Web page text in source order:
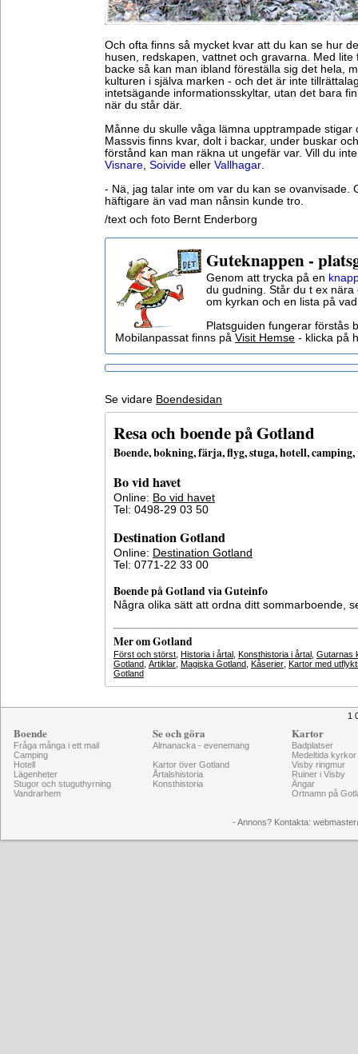
Och ofta finns så mycket kvar att du kan se hur
husen, redskapen, vattnet och gravarna. Med lite
backe så kan man ibland föreställa sig det hela,
kulturen i själva marken - och det är inte
intetsägande informationsskyltar, utan det bara
när du står där.
Månne du skulle våga lämna upptrampade stigar
Massvis finns kvar, dolt i backar, under buskar
förstånd kan man räkna ut ungefär var. Vill du
Visnare, Soivide eller Vallhagar.
- Nä, jag talar inte om var du kan se ovanvisade.
häftigare än vad man nånsin kunde tro.
/text och foto Bernt Enderborg
Guteknappen -
Genom att trycka på en
du gudning. Står du t ex
om kyrkan och en lista på
Platsguiden fungerar förstås
Mobilanpassat finns på Visit Hemse - klicka på
Se vidare Boendesidan
Resa och boende på Gotland
Boende, bokning, färja, flyg, stuga, hotell,
Bo vid havet
Online: Bo vid havet
Tel: 0498-29 03 50
Destination Gotland
Online: Destination Gotland
Tel: 0771-22 33 00
Boende på Gotland via Guteinfo
Några olika sätt att ordna ditt sommarboende,
Mer om Gotland
Först och störst Historia i årtal Konsthistoria i årtal Gutarnas
Gotland Artiklar Magiska Gotland Kåserier Kartor med
Gotland
1
Boende
Fråga många i ett mail
Camping
Hotell
Lägenheter
Stugor och stuguthyrning
Vandrarhem
Se och göra
Almanacka - evenemang
Kartor över Gotland
Årtalshistoria
Konsthistoria
Kartor
Badplatser
Medeltida kyrkor
Visby ringmur
Ruiner i Visby
Ängar
Ortnamn på
- Annons? Kontakta: